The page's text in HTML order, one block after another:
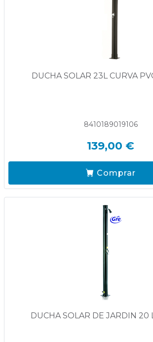
DUCHA SOLAR 23L CURVA
8410189019106
139,00 €
Comprar
DUCHA SOLAR DE JARDIN 20